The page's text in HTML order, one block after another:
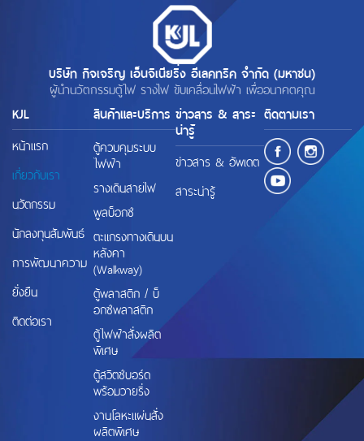
บริษัท กิจเจริญ เอ็นจิเนียริ่ง อีเลคทริค จำกัด (มหาชน)
ผู้นำนวัตกรรมตู้ไฟ รางไฟ ขับเคลื่อนไฟฟ้า เพื่ออนาคตคุณ
KJL
หน้าแรก
เกี่ยวกับเรา
นวัตกรรม
นักลงทุนสัมพันธ์
การพัฒนาความ
ยั่งยืน
ติดต่อเรา
สินค้าและบริการ
ตู้ควบคุมระบบ
ไฟฟ้า
รางเดินสายไฟ
พูลบ็อกซ์
ตะแกรงทางเดินบน
หลังคา
(Walkway)
ตู้พลาสติก / บ็
อกซ์พลาสติก
ตู้ไฟฟ้าสั่งผลิต
พิเศษ
ตู้สวิตช์บอร์ด
พร้อมวายริ่ง
งานโลหะแผ่นสั่ง
ผลิตพิเศษ
ข่าวสาร & สาระ
น่ารู้
ข่าวสาร & อัพเดต
สาระน่ารู้
ติดตามเรา